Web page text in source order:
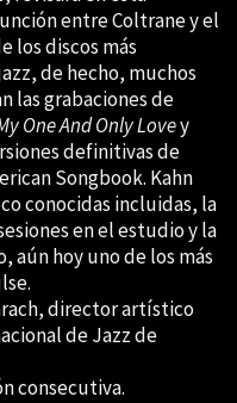
entre Coltrane y el
los discos más
de hecho, muchos
las grabaciones de
One And Only Lovey
definitivas de
Songbook. Kahn
conocidas incluidas, la
en el estudio y la
aún hoy uno de los más
director artístico
de Jazz de
consecutiva.